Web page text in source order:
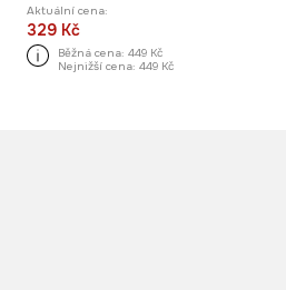
Aktuální cena:
329 Kč
Běžná cena: 449 Kč
Nejnižší cena: 449 Kč